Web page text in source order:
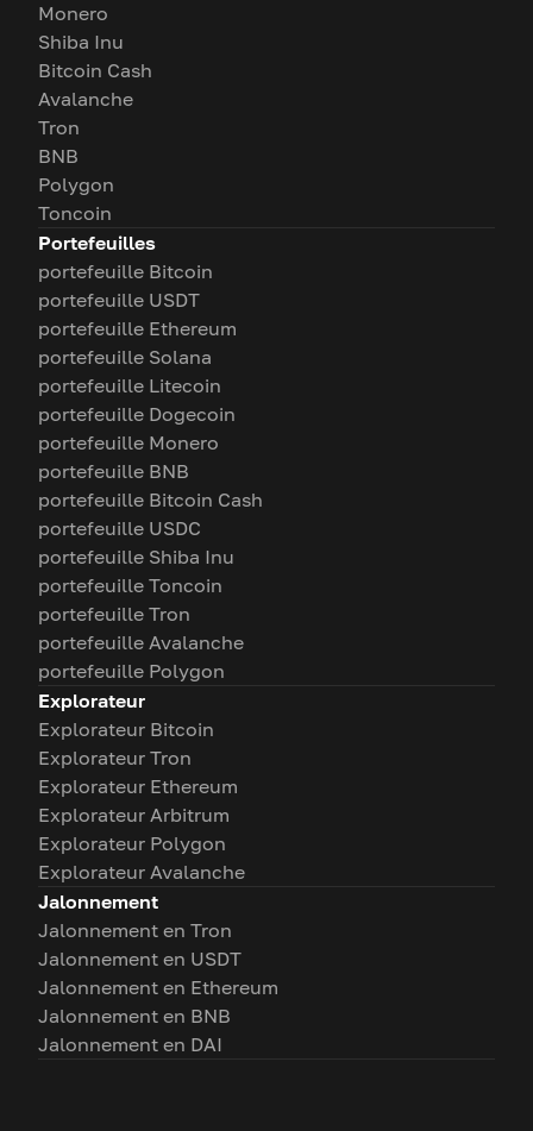
Monero
Shiba Inu
Bitcoin Cash
Avalanche
Tron
BNB
Polygon
Toncoin
Portefeuilles
portefeuille Bitcoin
portefeuille USDT
portefeuille Ethereum
portefeuille Solana
portefeuille Litecoin
portefeuille Dogecoin
portefeuille Monero
portefeuille BNB
portefeuille Bitcoin Cash
portefeuille USDC
portefeuille Shiba Inu
portefeuille Toncoin
portefeuille Tron
portefeuille Avalanche
portefeuille Polygon
Explorateur
Explorateur Bitcoin
Explorateur Tron
Explorateur Ethereum
Explorateur Arbitrum
Explorateur Polygon
Explorateur Avalanche
Jalonnement
Jalonnement en Tron
Jalonnement en USDT
Jalonnement en Ethereum
Jalonnement en BNB
Jalonnement en DAI